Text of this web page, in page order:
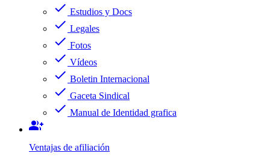
check Estudios y Docs
check Legales
check Fotos
check Vídeos
check Boletin Internacional
check Gaceta Sindical
check Manual de Identidad grafica
group_add
Ventajas de afiliación